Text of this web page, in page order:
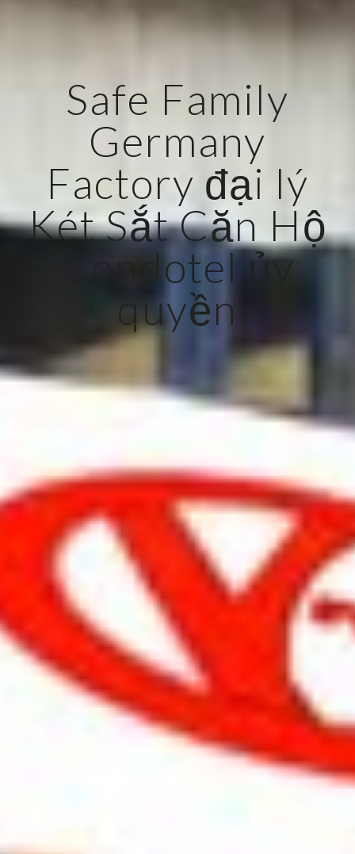
Safe Family
Germany
Factory đại lý
Két Sắt Căn Hộ
Condotel ủy
quyền